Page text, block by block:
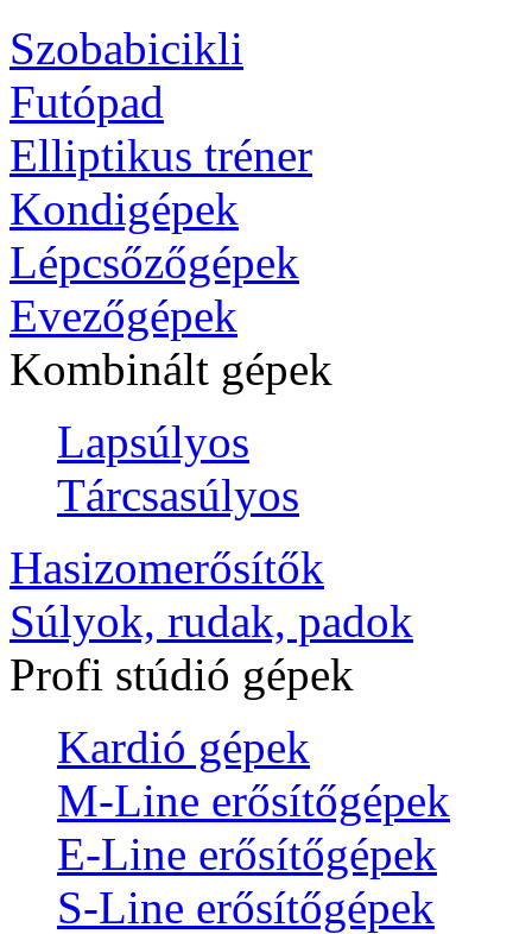
Szobabicikli
Futópad
Elliptikus tréner
Kondigépek
Lépcsőzőgépek
Evezőgépek
Kombinált gépek
Lapsúlyos
Tárcsasúlyos
Hasizomerősítők
Súlyok, rudak, padok
Profi stúdió gépek
Kardió gépek
M-Line erősítőgépek
E-Line erősítőgépek
S-Line erősítőgépek